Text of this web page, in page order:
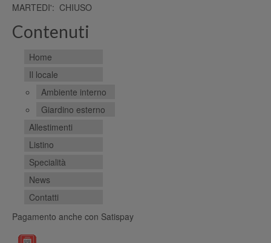
MARTEDI': CHIUSO
Contenuti
Home
Il locale
Ambiente interno
Giardino esterno
Allestimenti
Listino
Specialità
News
Contatti
Pagamento anche con Satispay